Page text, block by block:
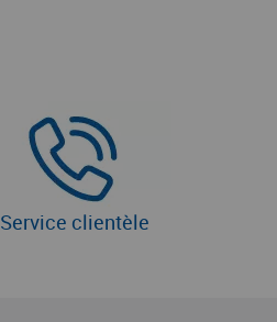
Service clientèle